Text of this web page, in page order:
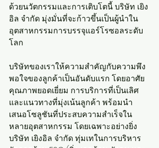
ด้วยนวัตกรรมและการเติบโตนี้ บริษัท เยิง
อิล จำกัด มุ่งมั่นที่จะก้าวขึ้นเป็นผู้นำใน
อุตสาหกรรมการบรรจุแอร์โรซอลระดับ
โลก
บริษัทของเราให้ความสำคัญกับความพึง
พอใจของลูกค้าเป็นอันดับแรก โดยอาศัย
คุณภาพยอดเยี่ยม การบริการที่เป็นเลิศ
และแนวทางที่มุ่งเน้นลูกค้า พร้อมนำ
เสนอโซลูชันที่ประสบความสำเร็จใน
หลายอุตสาหกรรม โดยเฉพาะอย่างยิ่ง
บริษัท เยิงอิล จำกัด ทุ่มเทในการบริหาร